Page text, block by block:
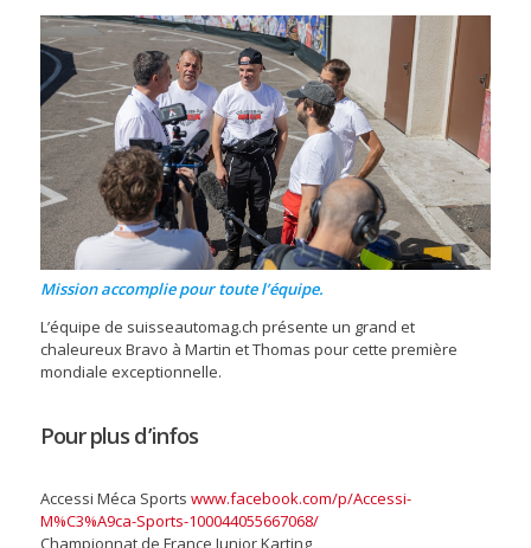
Mission accomplie pour toute l’équipe.
L’équipe de suisseautomag.ch présente un grand et
chaleureux Bravo à Martin et Thomas pour cette première
mondiale exceptionnelle.
Pour plus d’infos
Accessi Méca Sports www.facebook.com/p/Accessi-
M%C3%A9ca-Sports-100044055667068/
Championnat de France Junior Karting